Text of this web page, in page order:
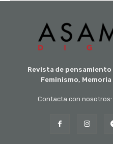
Revista de
Feminismo,
Contacta con